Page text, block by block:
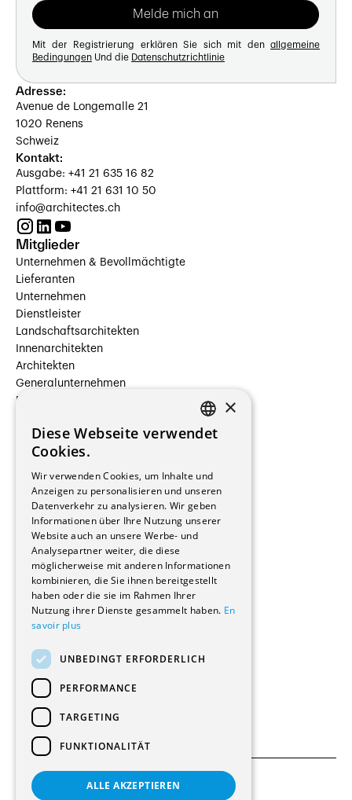
Mit der Registrierung erklären Sie sich mit den allgemeine
Bedingungen Und die Datenschutzrichtlinie
Adresse:
Avenue de Longemalle 21
1020 Renens
Schweiz
Kontakt:
Ausgabe: +41 21 635 16 82
Plattform: +41 21 631 10 50
info@architectes.ch
Mitglieder
Unternehmen & Bevollmächtigte
Lieferanten
Unternehmen
Dienstleister
Landschaftsarchitekten
Innenarchitekten
Architekten
Generalunternehmen
Beauftragte Unternehmen
Hersteller/Lieferanten
Bauherrschaften
Immobilienverwaltungsgesellschaften
Stockwerkeigentum
Reportagen
Wohnungen
Renovierungen
Innere Umbauten
Gastgewerbe und Tourismus
Verwaltungsgebäude und Geschäfte
Schuleinrichtungen
Medizinische Einrichtungen
Kultur - Sport - Freizeit
Industrie - Handwerk
Transport und Parkplätze
Diverse Bauten
Allgemeine Bedingungen
FRENCH
×
Diese Webseite verwendet
Cookies.
Wir verwenden Cookies, um Inhalte und
Anzeigen zu personalisieren und unseren
Datenverkehr zu analysieren. Wir geben
Informationen über Ihre Nutzung unserer
Website auch an unsere Werbe- und
Analysepartner weiter, die diese
möglicherweise mit anderen Informationen
kombinieren, die Sie ihnen bereitgestellt
haben oder die sie im Rahmen Ihrer
Nutzung ihrer Dienste gesammelt haben. En
savoir plus
UNBEDINGT ERFORDERLICH
PERFORMANCE
TARGETING
FUNKTIONALITÄT
ALLE AKZEPTIEREN